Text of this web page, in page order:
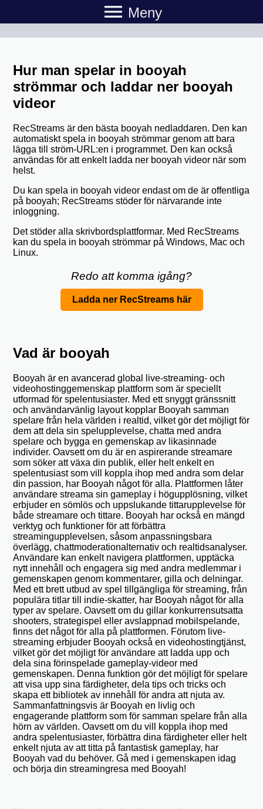
menu Meny
Hur man spelar in booyah
strömmar och laddar ner booyah
videor
RecStreams är den bästa booyah nedladdaren. Den kan
automatiskt spela in booyah strömmar genom att bara
lägga till ström-URL:en i programmet. Den kan också
användas för att enkelt ladda ner booyah videor när som
helst.
Du kan spela in booyah videor endast om de är offentliga
på booyah; RecStreams stöder för närvarande inte
inloggning.
Det stöder alla skrivbordsplattformar. Med RecStreams
kan du spela in booyah strömmar på Windows, Mac och
Linux.
Redo att komma igång?
Ladda ner RecStreams här
Vad är booyah
Booyah är en avancerad global live-streaming- och
videohostinggemenskap plattform som är speciellt
utformad för spelentusiaster. Med ett snyggt gränssnitt
och användarvänlig layout kopplar Booyah samman
spelare från hela världen i realtid, vilket gör det möjligt för
dem att dela sin spelupplevelse, chatta med andra
spelare och bygga en gemenskap av likasinnade
individer. Oavsett om du är en aspirerande streamare
som söker att växa din publik, eller helt enkelt en
spelentusiast som vill koppla ihop med andra som delar
din passion, har Booyah något för alla. Plattformen låter
användare streama sin gameplay i högupplösning, vilket
erbjuder en sömlös och uppslukande tittarupplevelse för
både streamare och tittare. Booyah har också en mängd
verktyg och funktioner för att förbättra
streamingupplevelsen, såsom anpassningsbara
överlägg, chattmoderationalternativ och realtidsanalyser.
Användare kan enkelt navigera plattformen, upptäcka
nytt innehåll och engagera sig med andra medlemmar i
gemenskapen genom kommentarer, gilla och delningar.
Med ett brett utbud av spel tillgängliga för streaming, från
populära titlar till indie-skatter, har Booyah något för alla
typer av spelare. Oavsett om du gillar konkurrensutsatta
shooters, strategispel eller avslappnad mobilspelande,
finns det något för alla på plattformen. Förutom live-
streaming erbjuder Booyah också en videohostingtjänst,
vilket gör det möjligt för användare att ladda upp och
dela sina förinspelade gameplay-videor med
gemenskapen. Denna funktion gör det möjligt för spelare
att visa upp sina färdigheter, dela tips och tricks och
skapa ett bibliotek av innehåll för andra att njuta av.
Sammanfattningsvis är Booyah en livlig och
engagerande plattform som för samman spelare från alla
hörn av världen. Oavsett om du vill koppla ihop med
andra spelentusiaster, förbättra dina färdigheter eller helt
enkelt njuta av att titta på fantastisk gameplay, har
Booyah vad du behöver. Gå med i gemenskapen idag
och börja din streamingresa med Booyah!